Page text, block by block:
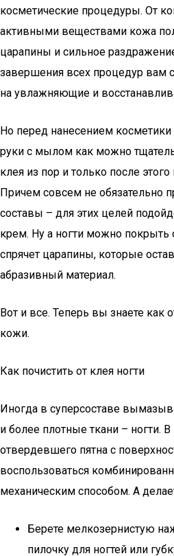
косметические процедуры. От
активными веществами кожа
царапины и сильное
завершения всех процедур вам
на увлажняющие и
Но перед нанесением
руки с мылом как можно
клея из пор и только после
Причем совсем не обязательно
составы – для этих целей
крем. Ну а ногти можно
спрячет царапины, которые
абразивный материал.
Вот и все. Теперь вы знаете как
кожи.
Как почистить от клея ногти
Иногда в суперсоставе
и более плотные ткани – ногти.
отвердевшего пятна с
воспользоваться
механическим способом. А
Берете мелкозернистую
пилочку для ногтей или